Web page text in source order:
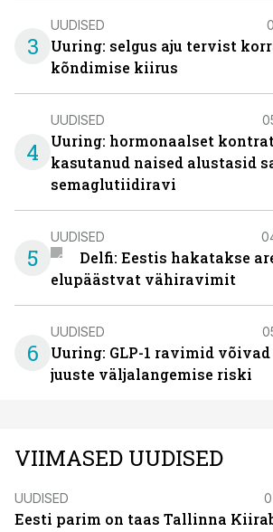
3
UUDISED
Uuring: selgus aju tervist
kõndimise kiirus
4
UUDISED
Uuring: hormonaalset
kasutanud naised alustasid
semaglutiidiravi
5
UUDISED
Delfi: Eestis hakatakse
elupäästvat vähiravimit
6
UUDISED
Uuring: GLP-1 ravimid võivad
juuste väljalangemise riski
VIIMASED UUDISED
UUDISED
Eesti parim on taas Tallinna